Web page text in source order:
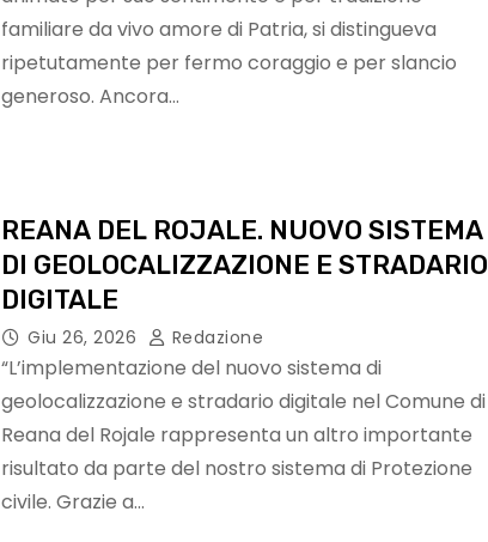
familiare da vivo amore di Patria, si distingueva
ripetutamente per fermo coraggio e per slancio
generoso. Ancora…
REANA DEL ROJALE. NUOVO SISTEMA
DI GEOLOCALIZZAZIONE E STRADARIO
DIGITALE
Giu 26, 2026 Redazione
“L’implementazione del nuovo sistema di
geolocalizzazione e stradario digitale nel Comune di
Reana del Rojale rappresenta un altro importante
risultato da parte del nostro sistema di Protezione
civile. Grazie a…